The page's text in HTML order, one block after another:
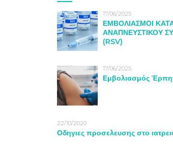
17/06/2025
ΕΜΒΟΛΙΑΣΜΟΙ
ΑΝΑΠΝΕΥΣΤΙΚΟΥ
(RSV)
17/06/2025
Εμβολιασμός
22/10/2020
Οδηγιες προσελευσης στο